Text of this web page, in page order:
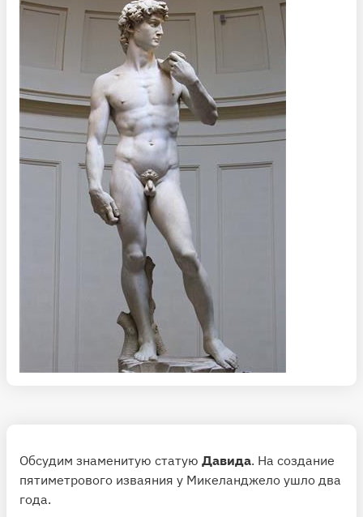
Обсудим знаменитую статую Давида. На создание
пятиметрового изваяния у Микеланджело ушло два
года.